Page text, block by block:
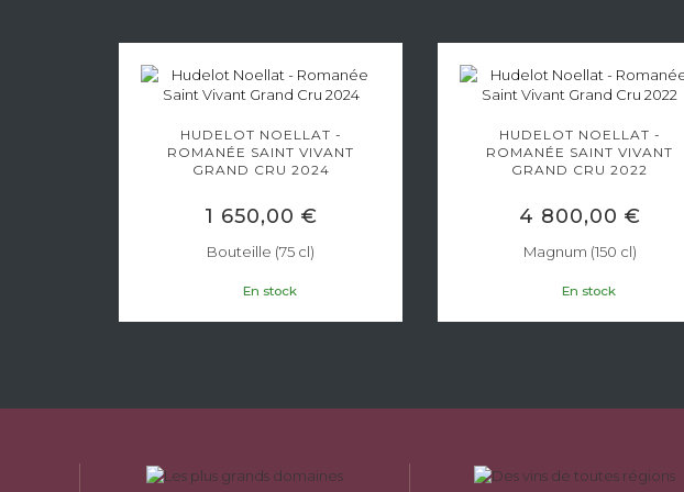
HUDELOT NOELLAT -
ROMANÉE SAINT VIVANT
GRAND CRU 2024
1 650,00 €
Bouteille (75 cl)
En stock
HUDELOT NOELLAT -
ROMANÉE SAINT VIVANT
GRAND CRU 2022
4 800,00 €
Magnum (150 cl)
En stock